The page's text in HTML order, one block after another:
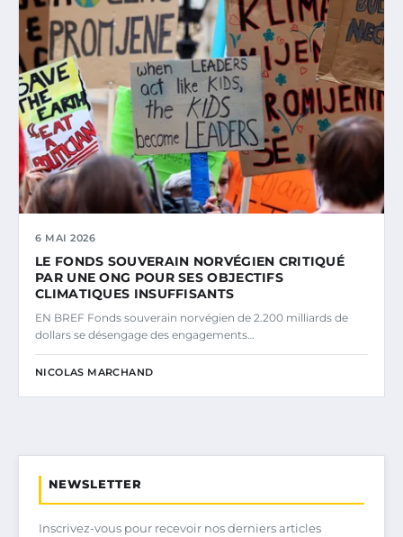
6 MAI 2026
LE FONDS SOUVERAIN NORVÉGIEN CRITIQUÉ
PAR UNE ONG POUR SES OBJECTIFS
CLIMATIQUES INSUFFISANTS
EN BREF Fonds souverain norvégien de 2.200 milliards de
dollars se désengage des engagements…
NICOLAS MARCHAND
NEWSLETTER
Inscrivez-vous pour recevoir nos derniers articles